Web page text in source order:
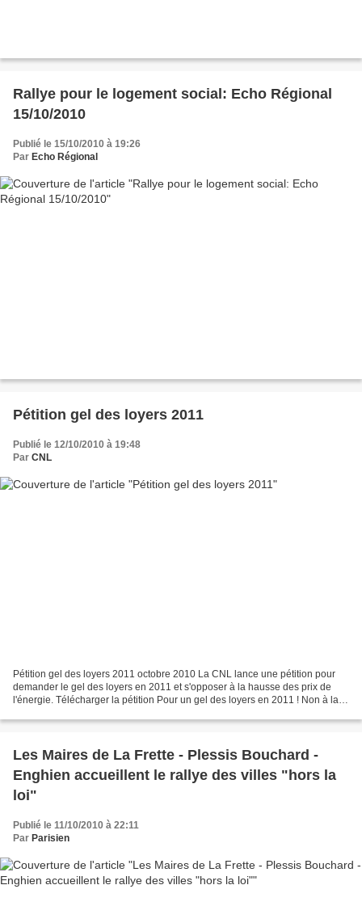
Rallye pour le logement social: Echo Régional
15/10/2010
Publié le 15/10/2010 à 19:26
Par Echo Régional
Pétition gel des loyers 2011
Publié le 12/10/2010 à 19:48
Par CNL
Pétition gel des loyers 2011 octobre 2010 La CNL lance une pétition pour
demander le gel des loyers en 2011 et s'opposer à la hausse des prix de
l'énergie. Télécharger la pétition Pour un gel des loyers en 2011 ! Non à la
Les Maires de La Frette - Plessis Bouchard -
Enghien accueillent le rallye des villes "hors la
loi"
Publié le 11/10/2010 à 22:11
Par Parisien